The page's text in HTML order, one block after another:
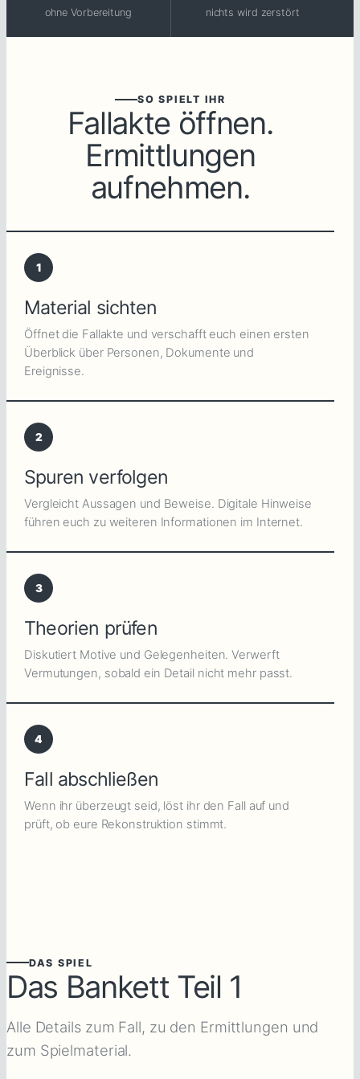
ohne Vorbereitung nichts wird zerstört
SO SPIELT IHR
Fallakte öffnen.
Ermittlungen
aufnehmen.
1
Material sichten
Öffnet die Fallakte und verschafft euch einen ersten
Überblick über Personen, Dokumente und
Ereignisse.
2
Spuren verfolgen
Vergleicht Aussagen und Beweise. Digitale Hinweise
führen euch zu weiteren Informationen im Internet.
3
Theorien prüfen
Diskutiert Motive und Gelegenheiten. Verwerft
Vermutungen, sobald ein Detail nicht mehr passt.
4
Fall abschließen
Wenn ihr überzeugt seid, löst ihr den Fall auf und
prüft, ob eure Rekonstruktion stimmt.
DAS SPIEL
Das Bankett Teil 1
Alle Details zum Fall, zu den Ermittlungen und
zum Spielmaterial.